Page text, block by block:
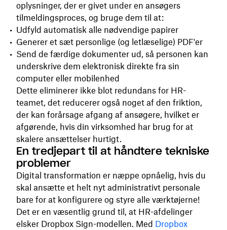
oplysninger, der er givet under en ansøgers
tilmeldingsproces, og bruge dem til at:
Udfyld automatisk alle nødvendige papirer
Generer et sæt personlige (og letlæselige) PDF'er
Send de færdige dokumenter ud, så personen kan
underskrive dem elektronisk direkte fra sin
computer eller mobilenhed
Dette eliminerer ikke blot redundans for HR-
teamet, det reducerer også noget af den friktion,
der kan forårsage afgang af ansøgere, hvilket er
afgørende, hvis din virksomhed har brug for at
skalere ansættelser hurtigt.
En tredjepart til at håndtere tekniske
problemer
Digital transformation er næppe opnåelig, hvis du
skal ansætte et helt nyt administrativt personale
bare for at konfigurere og styre alle værktøjerne!
Det er en væsentlig grund til, at HR-afdelinger
elsker Dropbox Sign-modellen. Med Dropbox